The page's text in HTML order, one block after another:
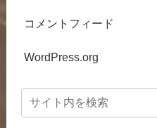
コメントフィード
WordPress.org